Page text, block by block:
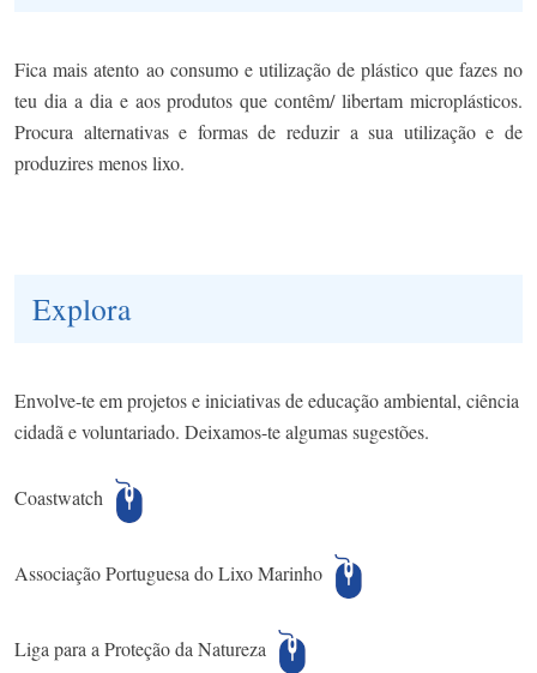
Fica mais atento ao consumo e utilização de plástico que fazes no
teu dia a dia e aos produtos que contêm/ libertam microplásticos.
Procura alternativas e formas de reduzir a sua utilização e de
produzires menos lixo.
Explora
Envolve-te em projetos e iniciativas de educação ambiental, ciência
cidadã e voluntariado. Deixamos-te algumas sugestões.
Coastwatch
Associação Portuguesa do Lixo Marinho
Liga para a Proteção da Natureza